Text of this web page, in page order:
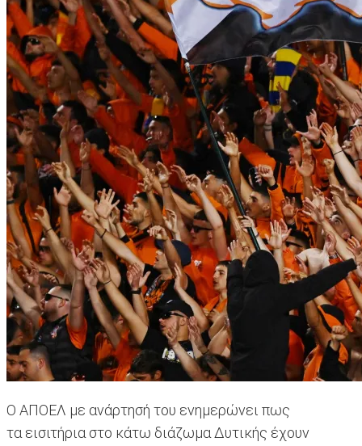
Ο ΑΠΟΕΛ με ανάρτησή του ενημερώνει πως
τα εισιτήρια στο κάτω διάζωμα Δυτικής έχουν